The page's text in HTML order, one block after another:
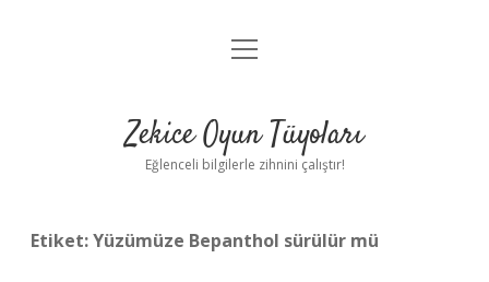
Anasayfa
Yasal Uyarı
menüyü
Zekice Oyun Tüyoları
Eğlenceli bilgilerle zihnini çalıştır!
Etiket:Yüzümüze Bepanthol sürülür mü